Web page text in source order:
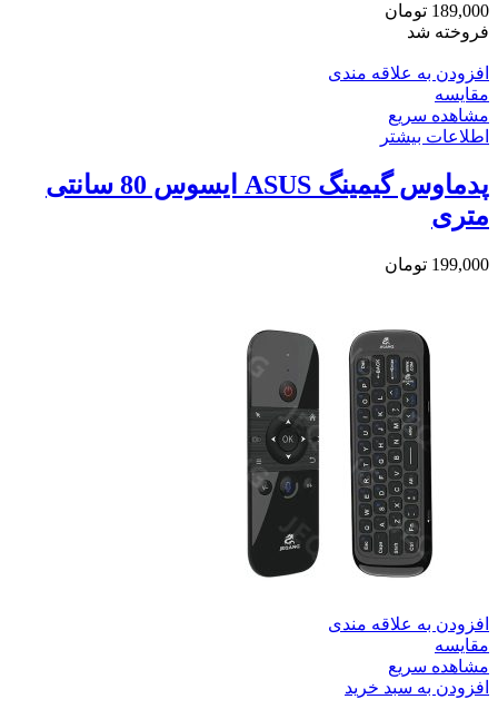
189,000 تومان
فروخته شد
افزودن به علاقه مندی
مقایسه
مشاهده سریع
اطلاعات بیشتر
پدماوس گیمینگ ASUS ایسوس 80 سانتی
متری
199,000 تومان
افزودن به علاقه مندی
مقایسه
مشاهده سریع
افزودن به سبد خرید